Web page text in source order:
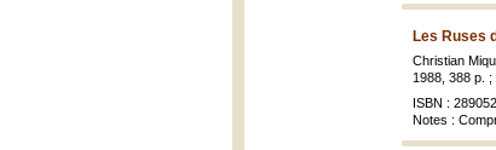
Les Ruses
Christian
1988, 388 p. ;
ISBN :
Notes :